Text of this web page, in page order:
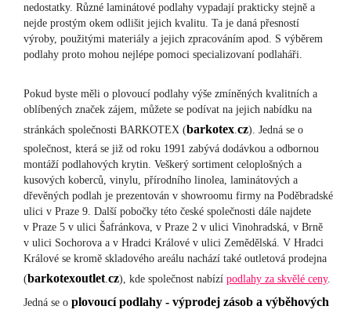
nedostatky. Různé laminátové podlahy vypadají prakticky stejně a
nejde prostým okem odlišit jejich kvalitu. Ta je daná přesností
výroby, použitými materiály a jejich zpracováním apod. S výběrem
podlahy proto mohou nejlépe pomoci specializovaní podlaháři.
Pokud byste měli o plovoucí podlahy výše zmíněných kvalitních a
oblíbených značek zájem, můžete se podívat na jejich nabídku na
stránkách společnosti BARKOTEX (barkotex cz). Jedná se o
společnost, která se již od roku 1991 zabývá dodávkou a odbornou
montáží podlahových krytin. Veškerý sortiment celoplošných a
kusových koberců, vinylu, přírodního linolea, laminátových a
dřevěných podlah je prezentován v showroomu firmy na Poděbradské
ulici v Praze 9. Další pobočky této české společnosti dále najdete
v Praze 5 v ulici Šafránkova, v Praze 2 v ulici Vinohradská, v Brně
v ulici Sochorova a v Hradci Králové v ulici Zemědělská. V Hradci
Králové se kromě skladového areálu nachází také outletová prodejna
(barkotexoutlet cz), kde společnost nabízí podlahy za skvělé ceny.
Jedná se o plovoucí podlahy - výprodej zásob a výběhových